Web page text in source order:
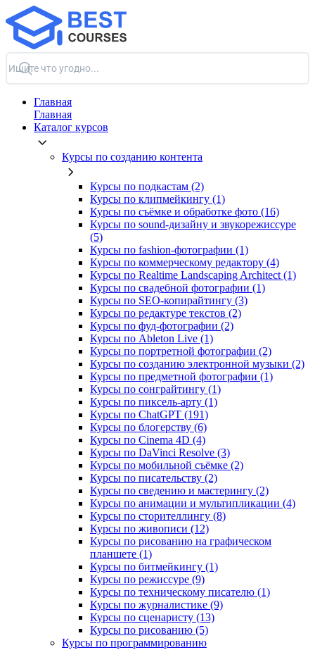
Главная
Главная
Каталог курсов
Курсы по созданию контента
Курсы по подкастам (2)
Курсы по клипмейкингу (1)
Курсы по съёмке и обработке фото (16)
Курсы по sound-дизайну и звукорежиссуре
(5)
Курсы по fashion-фотографии (1)
Курсы по коммерческому редактору (4)
Курсы по Realtime Landscaping Architect (1)
Курсы по свадебной фотографии (1)
Курсы по SEO-копирайтингу (3)
Курсы по редактуре текстов (2)
Курсы по фуд-фотографии (2)
Курсы по Ableton Live (1)
Курсы по портретной фотографии (2)
Курсы по созданию электронной музыки (2)
Курсы по предметной фотографии (1)
Курсы по сонграйтингу (1)
Курсы по пиксель-арту (1)
Курсы по ChatGPT (191)
Курсы по блогерству (6)
Курсы по Cinema 4D (4)
Курсы по DaVinci Resolve (3)
Курсы по мобильной съёмке (2)
Курсы по писательству (2)
Курсы по сведению и мастерингу (2)
Курсы по анимации и мультипликации (4)
Курсы по сторителлингу (8)
Курсы по живописи (12)
Курсы по рисованию на графическом
планшете (1)
Курсы по битмейкингу (1)
Курсы по режиссуре (9)
Курсы по техническому писателю (1)
Курсы по журналистике (9)
Курсы по сценаристу (13)
Курсы по рисованию (5)
Курсы по программированию